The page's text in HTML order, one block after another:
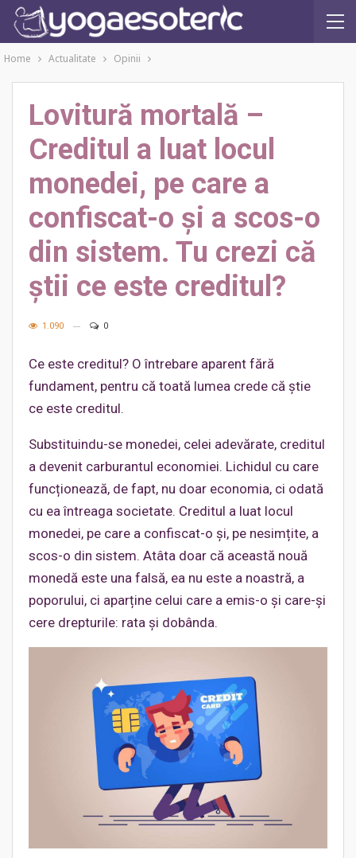
Home Actualitate Opinii
Lovitură mortală –
Creditul a luat locul
monedei, pe care a
confiscat-o și a scos-o
din sistem. Tu crezi că
știi ce este creditul?
1.090 0
Ce este creditul? O întrebare aparent fără
fundament, pentru că toată lumea crede că știe
ce este creditul.
Substituindu-se monedei, celei adevărate, creditul
a devenit carburantul economiei. Lichidul cu care
funcționează, de fapt, nu doar economia, ci odată
cu ea întreaga societate. Creditul a luat locul
monedei, pe care a confiscat-o și, pe nesimțite, a
scos-o din sistem. Atâta doar că această nouă
monedă este una falsă, ea nu este a noastră, a
poporului, ci aparține celui care a emis-o și care-și
cere drepturile: rata și dobânda.